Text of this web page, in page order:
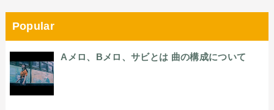
Popular
Aメロ、Bメロ、サビとは 曲の構成について